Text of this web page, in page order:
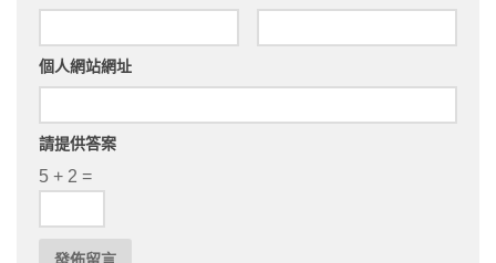
個人網站網址
請提供答案
5 + 2 =